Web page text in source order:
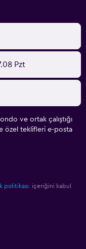
Pzt
ve ortak çalıştığı
özel teklifleri e-posta
politikası.
içeriğini kabul